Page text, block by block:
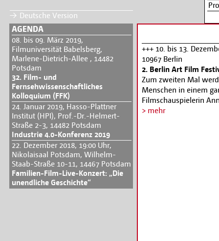
Deutsche Version
AGENDA
08. bis 09. März 2019,
Filmuniversität Babelsberg,
Marlene-Dietrich-Allee , 14482
Potsdam
32. Film- und
Fernsehwissenschaftliches
Kolloquium (FFK)
24. Januar 2019, Hasso-Plattner
Institut (HPI), Prof.-Dr.-Helmert-
Straße 2-3, 14482 Potsdam
Industrie 4.0-Konferenz 2019
22. Dezember 2018, 19:00 Uhr,
Nikolaisaal Potsdam, Wilhelm-
Staab-Straße 10-11, 14467 Potsdam
Familien-Film-Live-Konzert: „Die
unendliche Geschichte“
+++ 10. bis 13.
10967 Berlin
2. Berlin Art Film
Zum zweiten Mal
Menschen in einem
Filmschauspielerin
Leinwanddebüt DIE
> mehr